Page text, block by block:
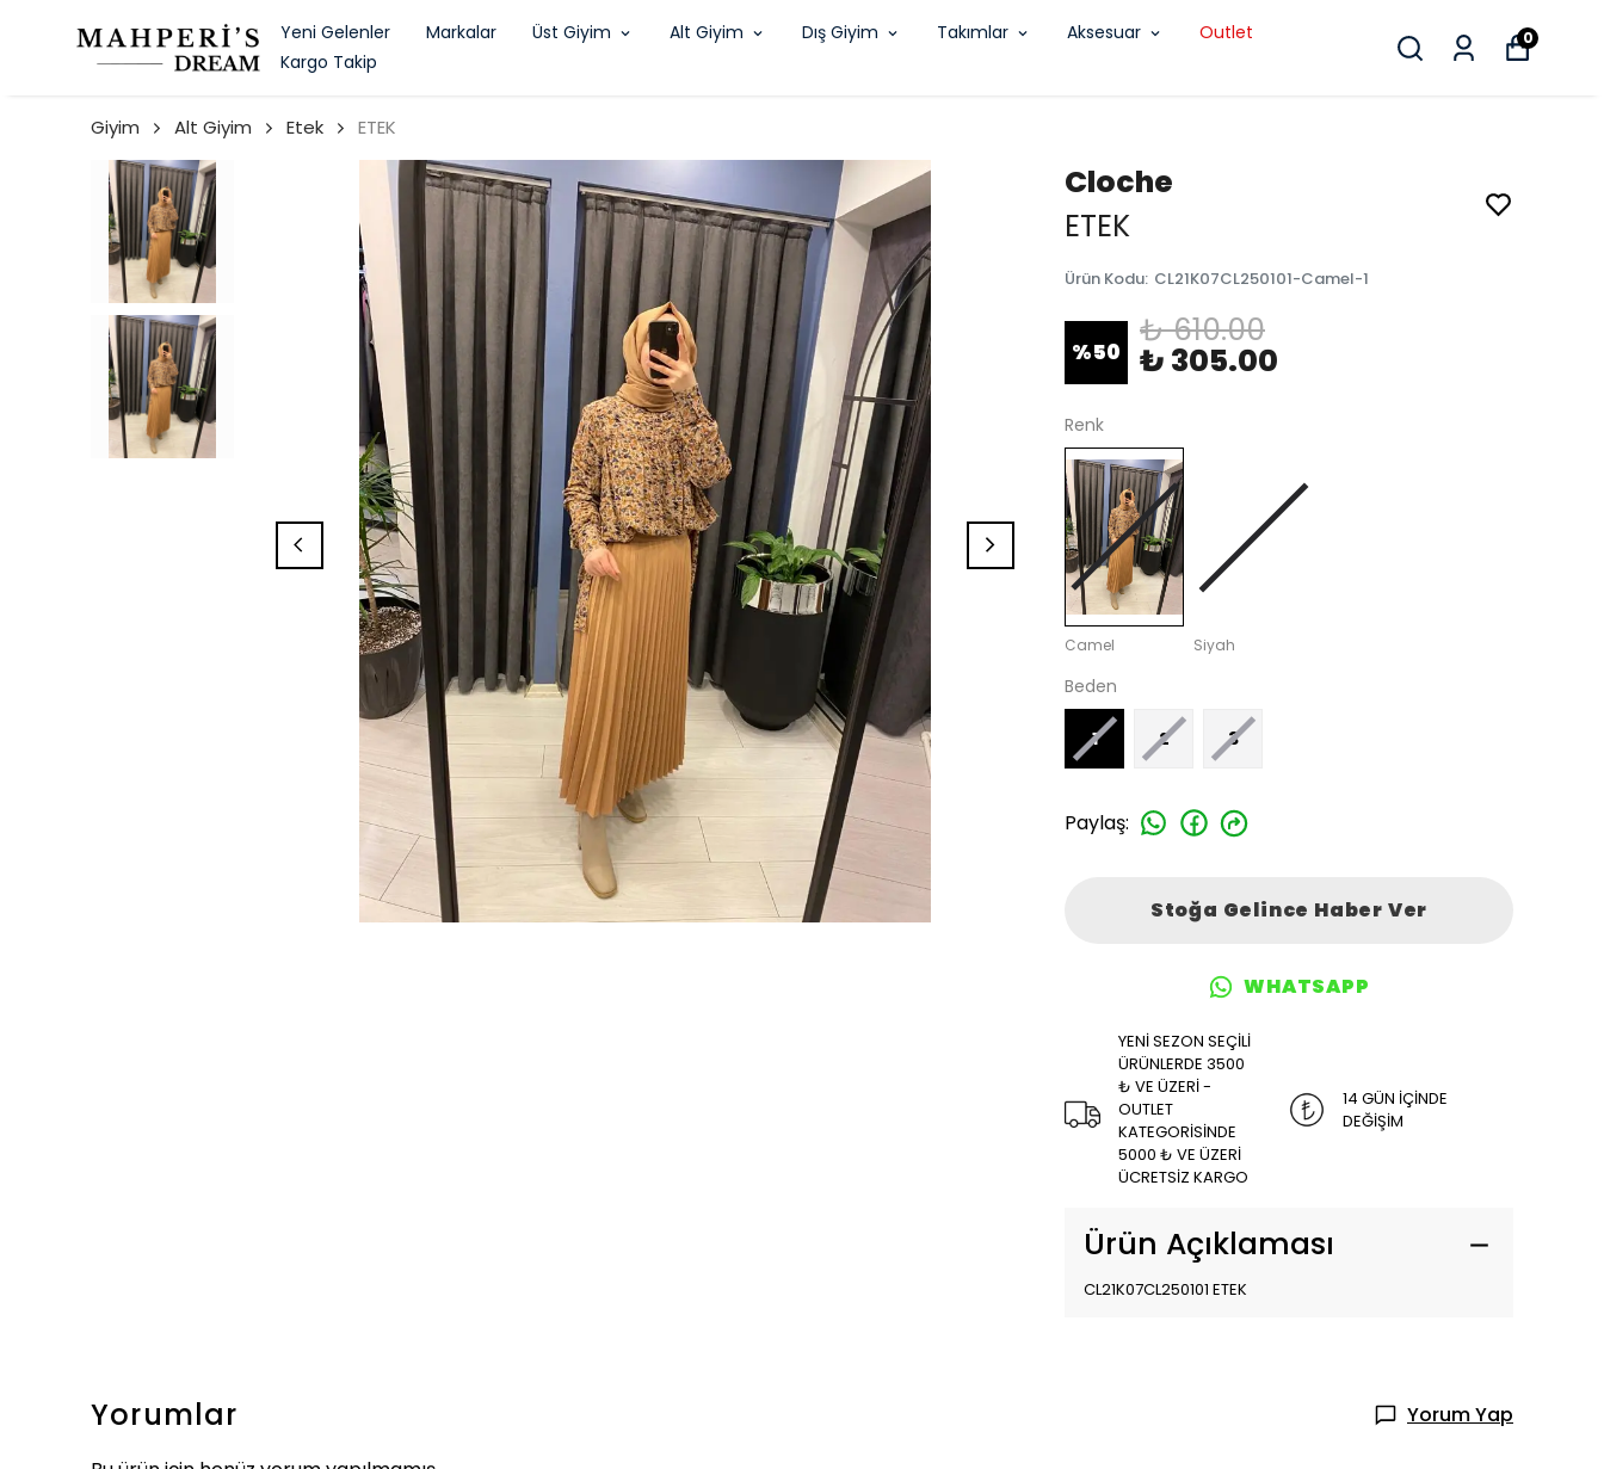
Yeni Gelenler Markalar Üst Giyim Alt Giyim Dış Giyim Takımlar Aksesuar
Outlet
Kargo Takip
0
Giyim Alt Giyim Etek ETEK
Cloche
ETEK
Ürün Kodu: CL21K07CL250101-Camel-1
%50
₺ 610.00
₺ 305.00
Renk
Camel Siyah
Beden
1 2 3
Paylaş:
Stoğa Gelince Haber Ver
WHATSAPP
YENİ SEZON SEÇİLİ
ÜRÜNLERDE 3500
₺ VE ÜZERİ -
OUTLET
KATEGORİSİNDE
5000 ₺ VE ÜZERİ
ÜCRETSİZ KARGO
14 GÜN İÇİNDE
DEĞİŞİM
Ürün Açıklaması
CL21K07CL250101 ETEK
Yorumlar
Yorum Yap